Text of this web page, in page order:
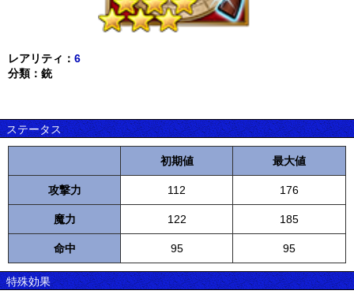
レアリティ： 6
分類：銃
ステータス
初期値 最大値
攻撃力 112 176
魔力 122 185
命中 95 95
特殊効果